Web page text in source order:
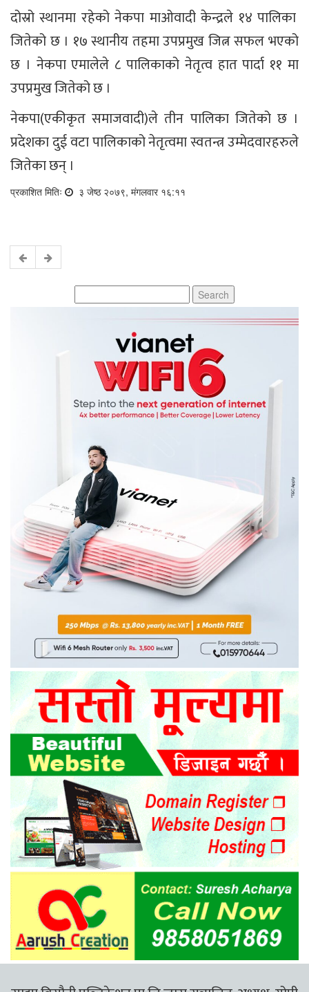
दोस्रो स्थानमा रहेको नेकपा माओवादी केन्द्रले १४ पालिका
जितेको छ । १७ स्थानीय तहमा उपप्रमुख जित्न सफल भएको
छ । नेकपा एमालेले ८ पालिकाको नेतृत्व हात पार्दा ११ मा
उपप्रमुख जितेको छ ।
नेकपा(एकीकृत समाजवादी)ले तीन पालिका जितेको छ ।
प्रदेशका दुई वटा पालिकाको नेतृत्वमा स्वतन्त्र उम्मेदवारहरुले
जितेका छन् ।
प्रकाशित मितिः ३ जेष्ठ २०७९, मंगलवार १६:११
for: